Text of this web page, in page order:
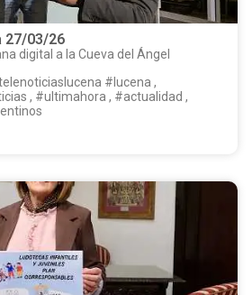
27/03/26
digital a la Cueva del Ángel
#lucena ,
, #ultimahora , #actualidad ,